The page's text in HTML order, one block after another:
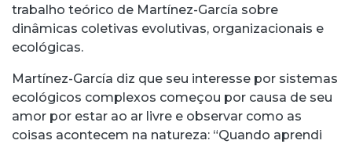
trabalho teórico de Martínez-García sobre
dinâmicas coletivas evolutivas, organizacionais e
ecológicas.
Martínez-García diz que seu interesse por sistemas
ecológicos complexos começou por causa de seu
amor por estar ao ar livre e observar como as
coisas acontecem na natureza: “Quando aprendi